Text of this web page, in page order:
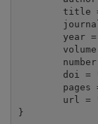
}